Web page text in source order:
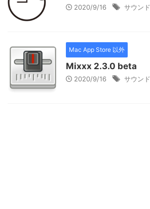
2020/9/16 サウンド
Mac App Store 以外
Mixxx 2.3.0 beta
2020/9/16 サウンド